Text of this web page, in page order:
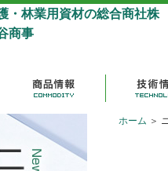
ホーム ＞